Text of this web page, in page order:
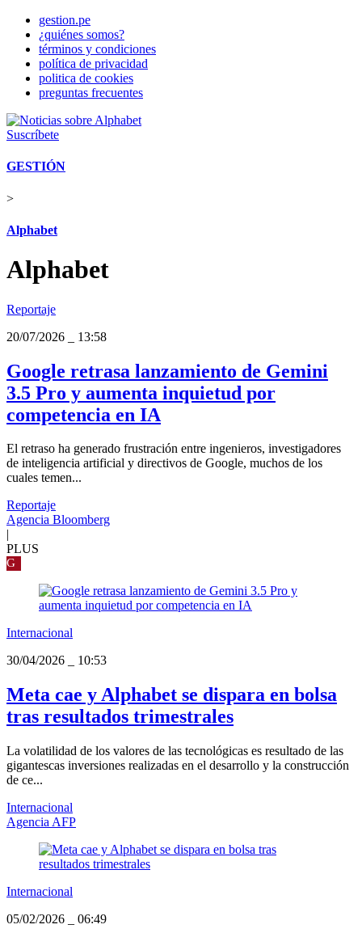
gestion.pe
¿quiénes somos?
términos y condiciones
política de privacidad
politica de cookies
preguntas frecuentes
Suscríbete
GESTIÓN
>
Alphabet
Alphabet
Reportaje
20/07/2026
13:58
Google retrasa lanzamiento de Gemini
3.5 Pro y aumenta inquietud por
competencia en IA
El retraso ha generado frustración entre ingenieros, investigadores
de inteligencia artificial y directivos de Google, muchos de los
cuales temen...
Reportaje
Agencia Bloomberg
PLUS
G
Internacional
30/04/2026
10:53
Meta cae y Alphabet se dispara en bolsa
tras resultados trimestrales
La volatilidad de los valores de las tecnológicas es resultado de las
gigantescas inversiones realizadas en el desarrollo y la construcción
de ce...
Internacional
Agencia AFP
Internacional
05/02/2026
06:49